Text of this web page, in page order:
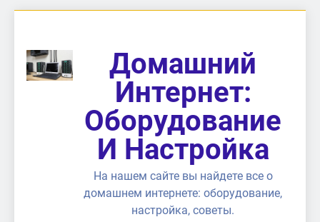
содержимому
Домашний
Интернет:
Оборудование
И Настройка
На нашем сайте вы найдете все о
домашнем интернете: оборудование,
настройка, советы.